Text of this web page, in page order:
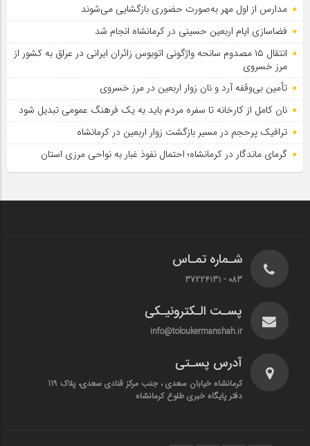
مدارس از اول مهر به‌صورت حضوری بازگشایی می‌شوند
فضاسازی ایام اربعین حسینی در کرمانشاه انجام شد
انتقال ۱۵ مصدوم سانحه واژگونی اتوبوس زائران ایرانی در عراق به کشور از
مرز خسروی
تأمین بی‌وقفه آرد و نان زوار اربعین در مرز خسروی
نان کامل از کارخانه تا سفره مردم باید به یک فرهنگ عمومی تبدیل شود
ترافیک پرحجم در مسیر بازگشت زوار اربعین در کرمانشاه
گرمای ماندگار در کرمانشاه؛ احتمال نفوذ غبار به نواحی مرزی استان
شـماره تمـاس
083 - 37224131
پسـت الـکترونیـکی
info@toloukermanshah.ir
آدرس پسـتی
کرمانشاه خیابان سعدی ، جنب مرکز قنادی سعدی، پلاک 119
دفتر پایگاه خبری طلوع کرمانشاه